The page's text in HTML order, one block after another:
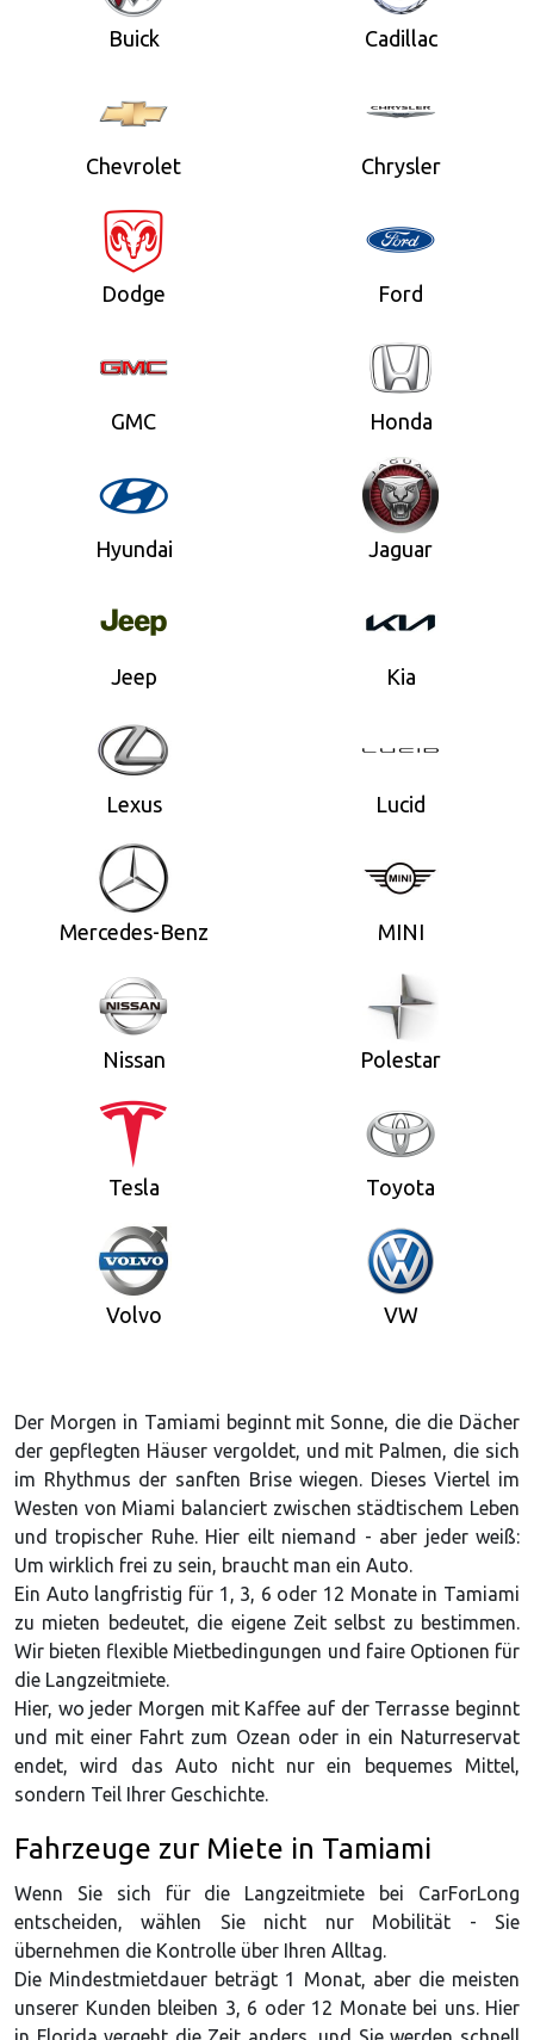
Buick Cadillac
Chevrolet Chrysler
Dodge Ford
GMC Honda
Hyundai Jaguar
Jeep Kia
Lexus Lucid
Mercedes-Benz MINI
Nissan Polestar
Tesla Toyota
Volvo VW
Der Morgen in Tamiami beginnt mit Sonne, die die Dächer
der gepflegten Häuser vergoldet, und mit Palmen, die sich
im Rhythmus der sanften Brise wiegen. Dieses Viertel im
Westen von Miami balanciert zwischen städtischem Leben
und tropischer Ruhe. Hier eilt niemand - aber jeder weiß:
Um wirklich frei zu sein, braucht man ein Auto.
Ein Auto langfristig für 1, 3, 6 oder 12 Monate in Tamiami
zu mieten bedeutet, die eigene Zeit selbst zu bestimmen.
Wir bieten flexible Mietbedingungen und faire Optionen für
die Langzeitmiete.
Hier, wo jeder Morgen mit Kaffee auf der Terrasse beginnt
und mit einer Fahrt zum Ozean oder in ein Naturreservat
endet, wird das Auto nicht nur ein bequemes Mittel,
sondern Teil Ihrer Geschichte.
Fahrzeuge zur Miete in Tamiami
Wenn Sie sich für die Langzeitmiete bei CarForLong
entscheiden, wählen Sie nicht nur Mobilität - Sie
übernehmen die Kontrolle über Ihren Alltag.
Die Mindestmietdauer beträgt 1 Monat, aber die meisten
unserer Kunden bleiben 3, 6 oder 12 Monate bei uns. Hier